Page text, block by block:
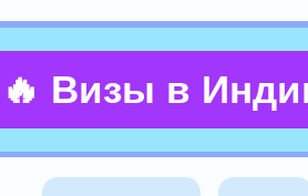
🔥 Визы в